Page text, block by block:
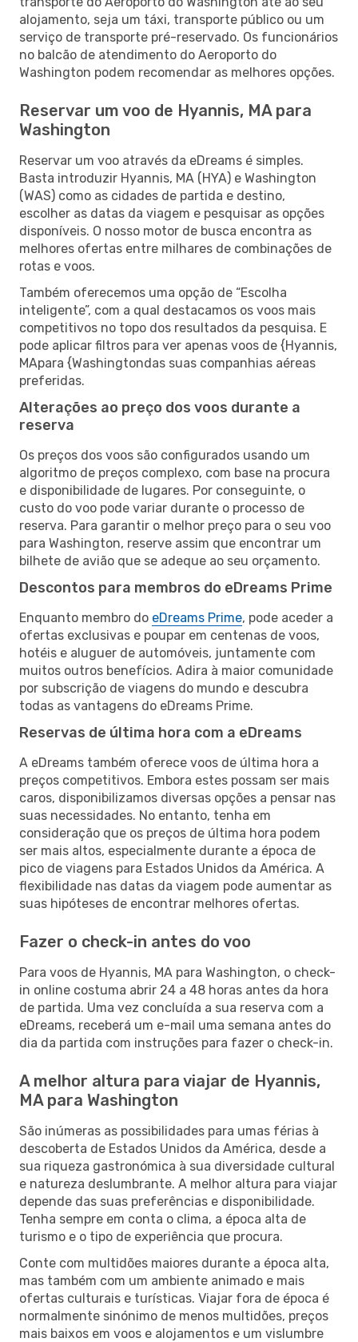
alojamento, seja um táxi, transporte público ou um
serviço de transporte pré-reservado. Os funcionários
no balcão de atendimento do Aeroporto do
Washington podem recomendar as melhores opções.
Reservar um voo de Hyannis, MA para
Washington
Reservar um voo através da eDreams é simples.
Basta introduzir Hyannis, MA (HYA) e Washington
(WAS) como as cidades de partida e destino,
escolher as datas da viagem e pesquisar as opções
disponíveis. O nosso motor de busca encontra as
melhores ofertas entre milhares de combinações de
rotas e voos.
Também oferecemos uma opção de “Escolha
inteligente”, com a qual destacamos os voos mais
competitivos no topo dos resultados da pesquisa. E
pode aplicar filtros para ver apenas voos de {Hyannis,
MApara {Washingtondas suas companhias aéreas
preferidas.
Alterações ao preço dos voos durante a
reserva
Os preços dos voos são configurados usando um
algoritmo de preços complexo, com base na procura
e disponibilidade de lugares. Por conseguinte, o
custo do voo pode variar durante o processo de
reserva. Para garantir o melhor preço para o seu voo
para Washington, reserve assim que encontrar um
bilhete de avião que se adeque ao seu orçamento.
Descontos para membros do eDreams Prime
Enquanto membro do eDreams Prime, pode aceder a
ofertas exclusivas e poupar em centenas de voos,
hotéis e aluguer de automóveis, juntamente com
muitos outros benefícios. Adira à maior comunidade
por subscrição de viagens do mundo e descubra
todas as vantagens do eDreams Prime.
Reservas de última hora com a eDreams
A eDreams também oferece voos de última hora a
preços competitivos. Embora estes possam ser mais
caros, disponibilizamos diversas opções a pensar nas
suas necessidades. No entanto, tenha em
consideração que os preços de última hora podem
ser mais altos, especialmente durante a época de
pico de viagens para Estados Unidos da América. A
flexibilidade nas datas da viagem pode aumentar as
suas hipóteses de encontrar melhores ofertas.
Fazer o check-in antes do voo
Para voos de Hyannis, MA para Washington, o check-
in online costuma abrir 24 a 48 horas antes da hora
de partida. Uma vez concluída a sua reserva com a
eDreams, receberá um e-mail uma semana antes do
dia da partida com instruções para fazer o check-in.
A melhor altura para viajar de Hyannis,
MA para Washington
São inúmeras as possibilidades para umas férias à
descoberta de Estados Unidos da América, desde a
sua riqueza gastronómica à sua diversidade cultural
e natureza deslumbrante. A melhor altura para viajar
depende das suas preferências e disponibilidade.
Tenha sempre em conta o clima, a época alta de
turismo e o tipo de experiência que procura.
Conte com multidões maiores durante a época alta,
mas também com um ambiente animado e mais
ofertas culturais e turísticas. Viajar fora de época é
normalmente sinónimo de menos multidões, preços
mais baixos em voos e alojamentos e um vislumbre